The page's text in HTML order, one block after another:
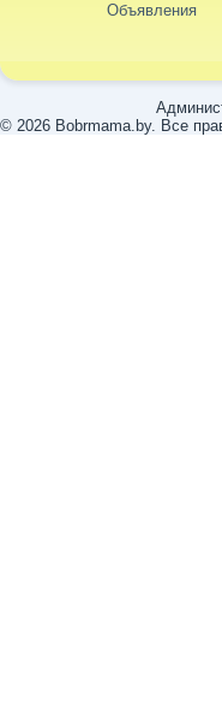
Объявления
© 2026 Bobrmama.by. Все